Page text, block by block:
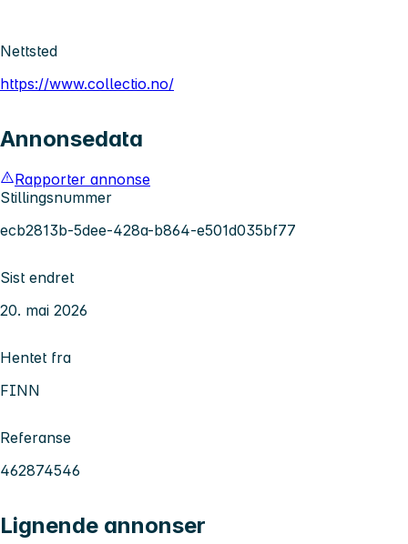
Nettsted
https://www.collectio.no/
Annonsedata
Rapporter annonse
Stillingsnummer
ecb2813b-5dee-428a-b864-e501d035bf77
Sist endret
20. mai 2026
Hentet fra
FINN
Referanse
462874546
Lignende annonser